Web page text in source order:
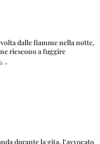
dalle fiamme nella notte,
riescono a fuggire
»
durante la gita, l’avvocato